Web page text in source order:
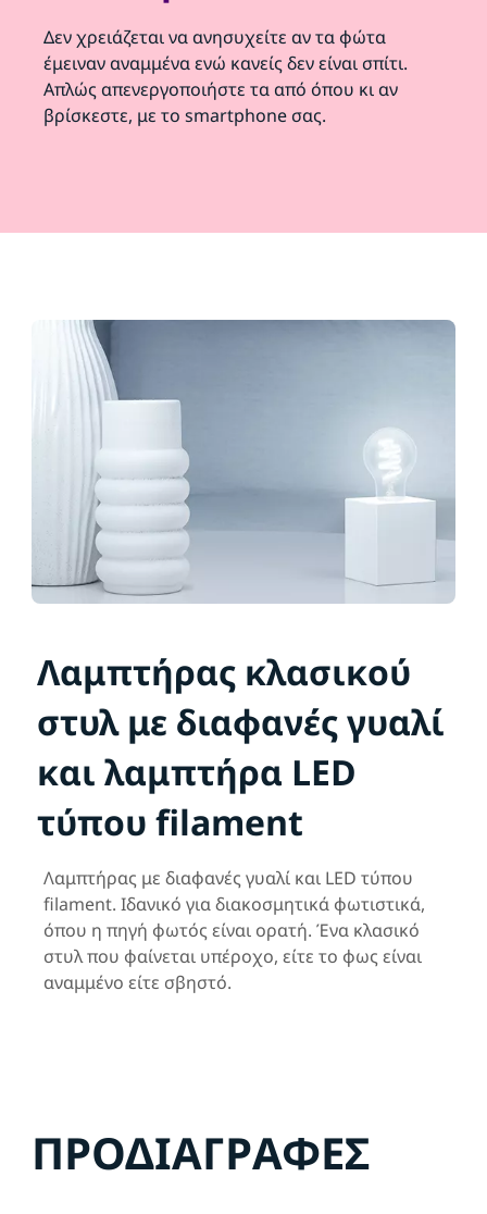
Δεν χρειάζεται να ανησυχείτε αν τα φώτα
έμειναν αναμμένα ενώ κανείς δεν είναι σπίτι.
Απλώς απενεργοποιήστε τα από όπου κι αν
βρίσκεστε, με το smartphone σας.
Λαμπτήρας κλασικού
στυλ με διαφανές γυαλί
και λαμπτήρα LED
τύπου filament
Λαμπτήρας με διαφανές γυαλί και LED τύπου
filament. Ιδανικό για διακοσμητικά φωτιστικά,
όπου η πηγή φωτός είναι ορατή. Ένα κλασικό
στυλ που φαίνεται υπέροχο, είτε το φως είναι
αναμμένο είτε σβηστό.
ΠΡΟΔΙΑΓΡΑΦΈΣ